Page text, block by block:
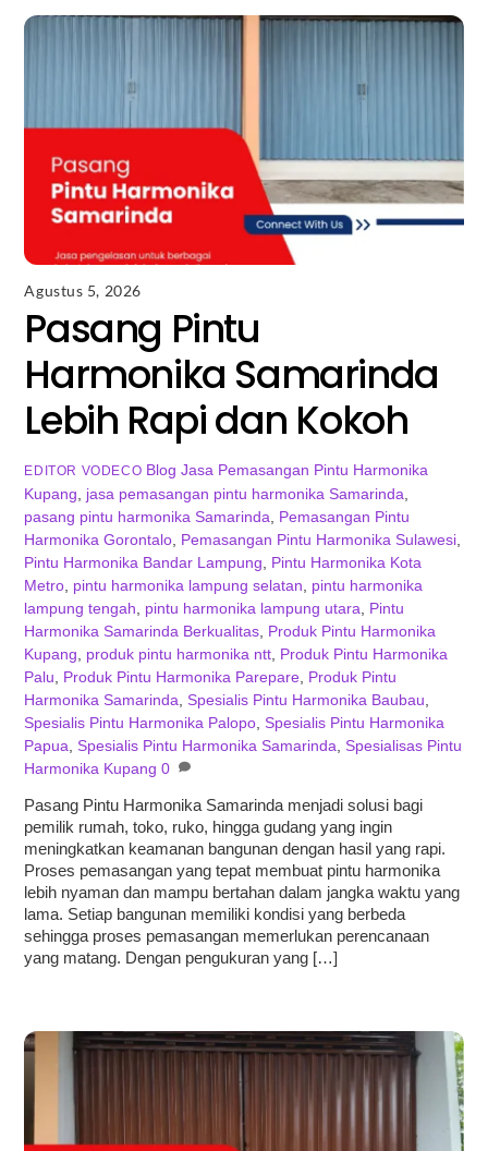
Agustus 5, 2026
Pasang Pintu
Harmonika Samarinda
Lebih Rapi dan Kokoh
EDITOR VODECO Blog Jasa Pemasangan Pintu Harmonika
Kupang
jasa pemasangan pintu harmonika Samarinda
pasang pintu harmonika Samarinda
Pemasangan Pintu
Harmonika Gorontalo
Pemasangan Pintu Harmonika Sulawesi
Pintu Harmonika Bandar Lampung
Pintu Harmonika Kota
Metro pintu harmonika lampung selatan
pintu harmonika
lampung tengah
pintu harmonika lampung utara
Pintu
Harmonika Samarinda Berkualitas
Produk Pintu Harmonika
Kupang
produk pintu harmonika ntt
Produk Pintu Harmonika
Palu
Produk Pintu Harmonika Parepare
Produk Pintu
Harmonika Samarinda ,Spesialis Pintu Harmonika Baubau
Spesialis Pintu Harmonika Palopo ,Spesialis Pintu Harmonika
Papua ,Spesialis Pintu Harmonika Samarinda ,Spesialisas Pintu
Harmonika Kupang 0
Pasang Pintu Harmonika Samarinda menjadi solusi bagi
pemilik rumah, toko, ruko, hingga gudang yang ingin
meningkatkan keamanan bangunan dengan hasil yang rapi.
Proses pemasangan yang tepat membuat pintu harmonika
lebih nyaman dan mampu bertahan dalam jangka waktu yang
lama. Setiap bangunan memiliki kondisi yang berbeda
sehingga proses pemasangan memerlukan perencanaan
yang matang. Dengan pengukuran yang […]